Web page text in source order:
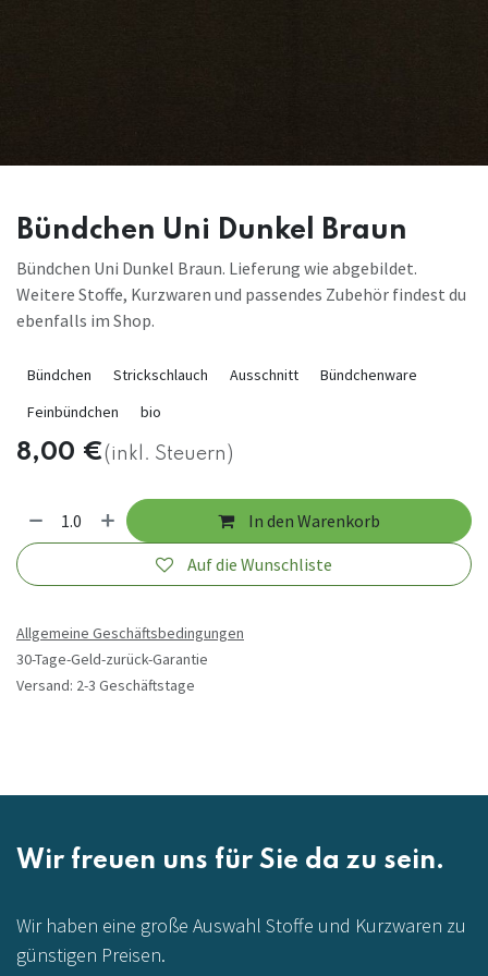
Bündchen Uni Dunkel Braun
Bündchen Uni Dunkel Braun. Lieferung wie abgebildet.
Weitere Stoffe, Kurzwaren und passendes Zubehör findest du
ebenfalls im Shop.
Bündchen Strickschlauch Ausschnitt
Bündchenware
Feinbündchen
bio
8,00 €(inkl. Steuern)
In den Warenkorb
Auf die Wunschliste
Allgemeine Geschäftsbedingungen
30-Tage-Geld-zurück-Garantie
Versand: 2-3 Geschäftstage
Wir freuen uns für Sie da zu sein.
Wir haben eine große Auswahl Stoffe und Kurzwaren zu
günstigen Preisen.